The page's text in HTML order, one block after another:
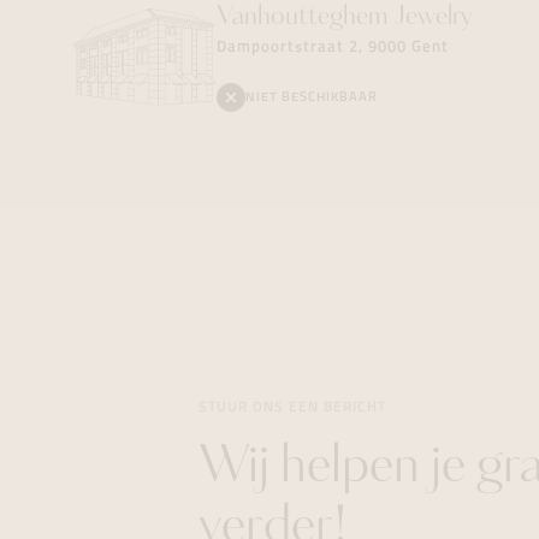
Vanhoutteghem Jewelry
Dampoortstraat 2, 9000 Gent
NIET BESCHIKBAAR
Wij helpen je